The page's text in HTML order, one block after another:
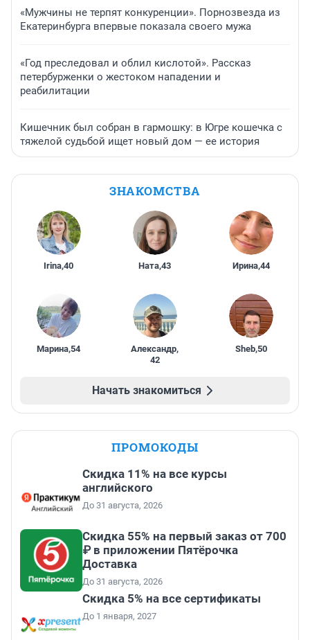
«Мужчины не терпят конкуренции». Порнозвезда из
Екатеринбурга впервые показала своего мужа
«Год преследовал и облил кислотой». Рассказ
петербурженки о жестоком нападении и
реабилитации
Кишечник был собран в гармошку: в Югре кошечка с
тяжелой судьбой ищет новый дом — ее история
ЗНАКОМСТВА
Irina,40 Ната,43 Ирина,44
Марина,54 Александр,
42
Sheb,50
Начать знакомиться
ПРОМОКОДЫ
Скидка 11% на все курсы
английского
До 31 августа, 2026
Скидка 55% на первый заказ от 700
₽ в приложении Пятёрочка
Доставка
До 31 августа, 2026
Скидка 5% на все сертификаты
До 1 января, 2027